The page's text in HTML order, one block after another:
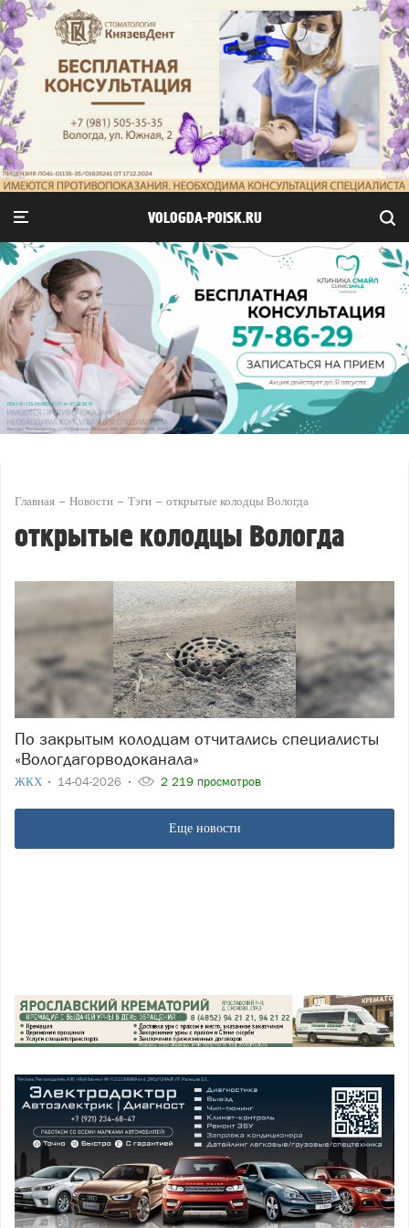
VOLOGDA-POISK.RU
Главная Новости Тэги открытые колодцы Вологда
открытые колодцы Вологда
По закрытым колодцам отчитались специалисты
«Вологдагорводоканала»
ЖКХ 14-04-2026 2 219 просмотров
Еще новости